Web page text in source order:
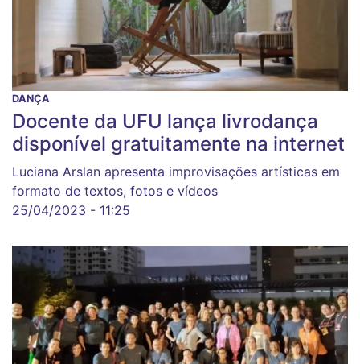
DANÇA
Docente da UFU lança livrodança
disponível gratuitamente na internet
Luciana Arslan apresenta improvisações artísticas em
formato de textos, fotos e vídeos
25/04/2023 - 11:25